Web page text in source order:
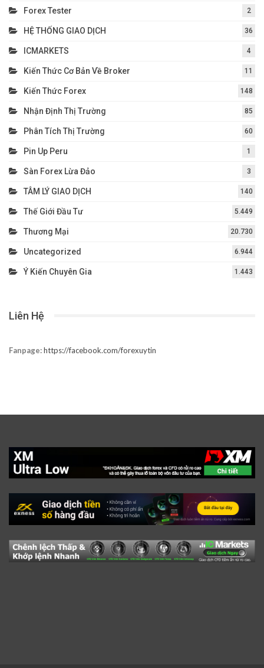
Forex Tester 2
HỆ THỐNG GIAO DỊCH 36
ICMARKETS 4
Kiến Thức Cơ Bản Về Broker 11
Kiến Thức Forex 148
Nhận Định Thị Trường 85
Phân Tích Thị Trường 60
Pin Up Peru 1
Sàn Forex Lừa Đảo 3
TÂM LÝ GIAO DỊCH 140
Thế Giới Đầu Tư 5.449
Thương Mại 20.730
Uncategorized 6.944
Ý Kiến Chuyên Gia 1.443
Liên Hệ
Fanpage:https://facebook.com/forexuytin